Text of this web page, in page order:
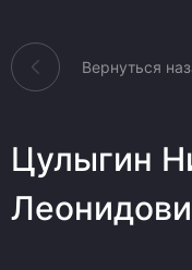
Вернуться
Цулыгин